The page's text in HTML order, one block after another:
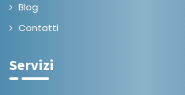
Blog
Contatti
Servizi